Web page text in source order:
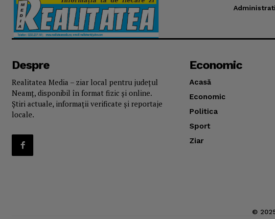
Despre
Realitatea Media – ziar local pentru județul
Neamț, disponibil în format fizic și online.
Știri actuale, informații verificate și reportaje
locale.
Economic
Acasă
Economic
Politica
Sport
Ziar
©